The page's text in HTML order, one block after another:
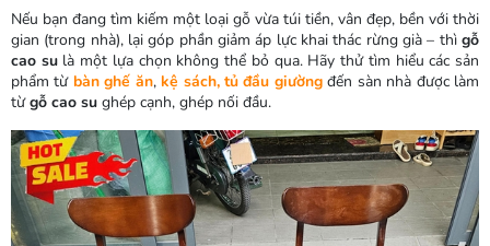
Nếu bạn đang tìm kiếm một loại gỗ vừa túi tiền, vân đẹp, bền với thời
gian (trong nhà), lại góp phần giảm áp lực khai thác rừng già – thì gỗ
cao sulà một lựa chọn không thể bỏ qua. Hãy thử tìm hiểu các sản
phẩm từ bàn ghế ăn, kệ sách, tủ đầu giườngđến sàn nhà được làm
từgỗ cao su ghép cạnh, ghép nối đầu.